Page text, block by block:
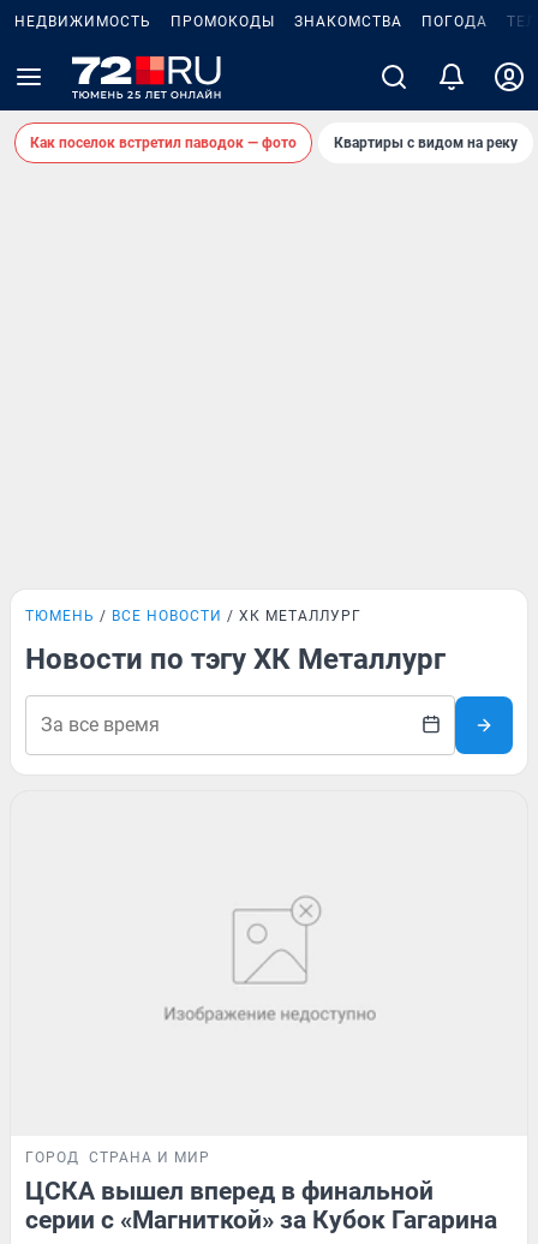
НЕДВИЖИМОСТЬ ПРОМОКОДЫ ЗНАКОМСТВА ПОГОДА
Как поселок встретил паводок — фото Квартиры с видом на реку
ТЮМЕНЬ ВСЕ НОВОСТИ ХК МЕТАЛЛУРГ
Новости по тэгу ХК Металлург
ГОРОД СТРАНА И МИР
ЦСКА вышел вперед в финальной
серии с «Магниткой» за Кубок Гагарина